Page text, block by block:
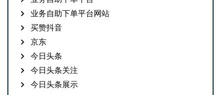
业务自助下单平台网站
买赞抖音
京东
今日头条
今日头条关注
今日头条展示